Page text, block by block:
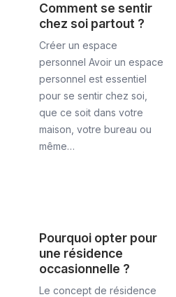
Comment se sentir
chez soi partout ?
Créer un espace
personnel Avoir un espace
personnel est essentiel
pour se sentir chez soi,
que ce soit dans votre
maison, votre bureau ou
même…
Pourquoi opter pour
une résidence
occasionnelle ?
Le concept de résidence